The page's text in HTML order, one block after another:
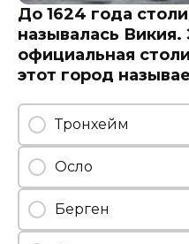
До 1624 года
называлась Викия.
официальная
этот город
Тронхейм
Осло
Берген